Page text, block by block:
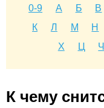
0-9 А Б В
К
Л М Н
Х
Ц Ч
К чему